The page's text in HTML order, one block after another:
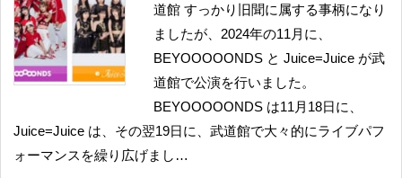
道館 すっかり旧聞に属する事柄になり
ましたが、2024年の11月に、
BEYOOOOONDS と Juice=Juice が武
道館で公演を行いました。
BEYOOOOONDS は11月18日に、
Juice=Juice は、その翌19日に、武道館で大々的にライブパフ
ォーマンスを繰り広げまし…